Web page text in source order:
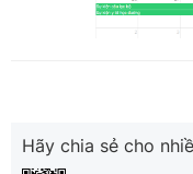
Hãy chia sẻ cho